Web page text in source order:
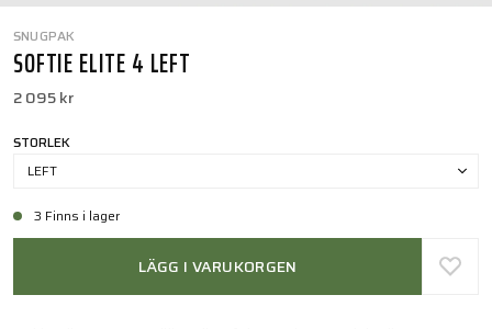
SNUGPAK
SOFTIE ELITE 4 LEFT
2 095 kr
STORLEK
LEFT
3 Finns i lager
LÄGG I VARUKORGEN